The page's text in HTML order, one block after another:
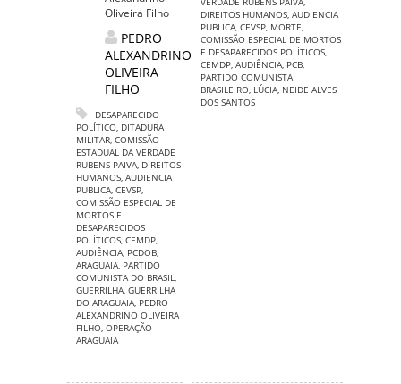
Oliveira Filho
PEDRO
ALEXANDRINO
OLIVEIRA
FILHO
DESAPARECIDO
POLÍTICO, DITADURA
MILITAR, COMISSÃO
ESTADUAL DA VERDADE
RUBENS PAIVA, DIREITOS
HUMANOS, AUDIENCIA
PUBLICA, CEVSP,
COMISSÃO ESPECIAL DE
MORTOS E
DESAPARECIDOS
POLÍTICOS, CEMDP,
AUDIÊNCIA, PCDOB,
ARAGUAIA, PARTIDO
COMUNISTA DO BRASIL,
GUERRILHA, GUERRILHA
DO ARAGUAIA, PEDRO
ALEXANDRINO OLIVEIRA
FILHO, OPERAÇÃO
ARAGUAIA
DIREITOS HUMANOS, AUDIENCIA
PUBLICA, CEVSP, MORTE,
COMISSÃO ESPECIAL DE MORTOS
E DESAPARECIDOS POLÍTICOS,
CEMDP, AUDIÊNCIA, PCB,
PARTIDO COMUNISTA
BRASILEIRO, LÚCIA, NEIDE ALVES
DOS SANTOS